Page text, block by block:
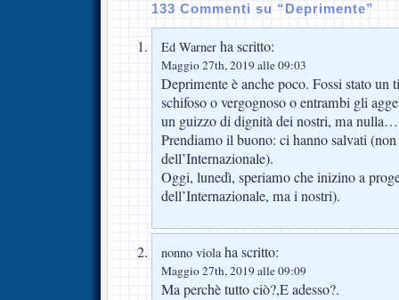
133 Commenti su “Deprimente”
Ed Warner ha scritto:
Maggio 27th, 2019 alle 09:03
Deprimente è anche poco. Fossi stato un
schifoso o vergognoso o entrambi gli
un guizzo di dignità dei nostri, ma nulla…
Prendiamo il buono: ci hanno salvati
dell’Internazionale).
Oggi, lunedì, speriamo che inizino a
dell’Internazionale, ma i nostri).
nonno violaha scritto:
Maggio 27th, 2019 alle 09:09
Ma perchè tutto ciò?,E adesso?.